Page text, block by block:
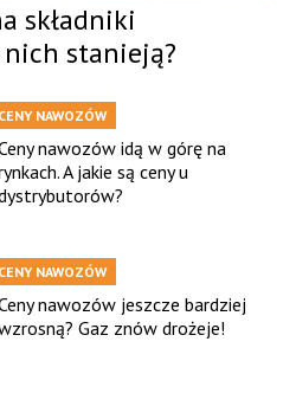
składniki
stanieją?
CENY NAWOZÓW
nawozów idą w górę na
A jakie są ceny u
CENY NAWOZÓW
nawozów jeszcze bardziej
Gaz znów drożeje!